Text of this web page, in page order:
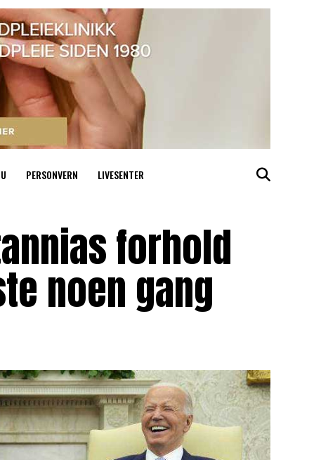
PERSONVERN LIVESENTER
forhold
noen gang